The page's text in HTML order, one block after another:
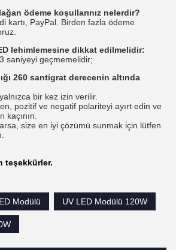
ödeme koşullarınız nelerdir?
kartı, PayPal. Birden fazla ödeme
lehimlemesine dikkat edilmelidir:
saniyeyi geçmemelidir;
260 santigrat derecenin altında
bir kez izin verilir.
pozitif ve negatif polariteyi ayırt edin ve
size en iyi çözümü sunmak için lütfen
teşekkürler.
Modülü
UV LED Modülü 120W